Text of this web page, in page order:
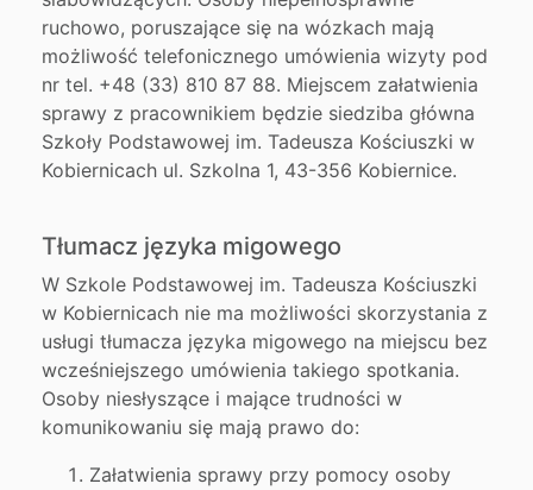
ruchowo, poruszające się na wózkach mają
możliwość telefonicznego umówienia wizyty pod
nr tel. +48 (33) 810 87 88. Miejscem załatwienia
sprawy z pracownikiem będzie siedziba główna
Szkoły Podstawowej im. Tadeusza Kościuszki w
Kobiernicach ul. Szkolna 1, 43-356 Kobiernice.
Tłumacz języka migowego
W Szkole Podstawowej im. Tadeusza Kościuszki
w Kobiernicach nie ma możliwości skorzystania z
usługi tłumacza języka migowego na miejscu bez
wcześniejszego umówienia takiego spotkania.
Osoby niesłyszące i mające trudności w
komunikowaniu się mają prawo do:
Załatwienia sprawy przy pomocy osoby